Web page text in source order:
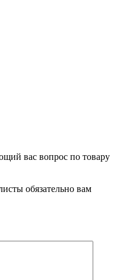
вас вопрос по товару
обязательно вам